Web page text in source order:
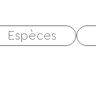
Espèces